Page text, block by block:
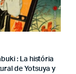
: La história
de Yotsuya y